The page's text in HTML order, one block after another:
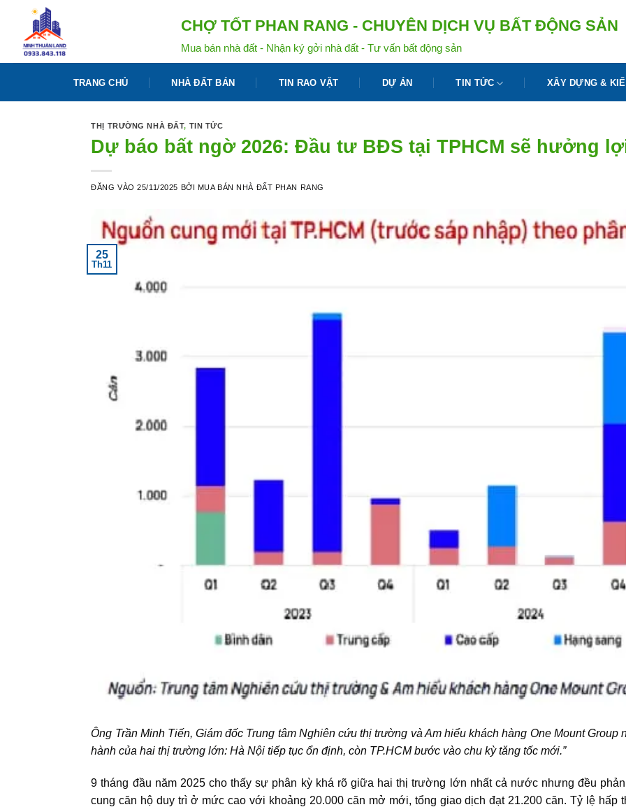
dung
CHỢ TỐT PHAN RANG - CHUYÊN DỊCH VỤ BẤT ĐỘNG SẢN
Mua bán nhà đất - Nhận ký gởi nhà đất - Tư vấn bất động sản
TRANG CHỦ NHÀ ĐẤT BÁN TIN RAO VẶT DỰ ÁN TIN TỨC XÂY DỰNG &
THỊ TRƯỜNG NHÀ ĐẤT, TIN TỨC
Dự báo bất ngờ 2026: Đầu tư BĐS tại TPHCM sẽ hưởng
ĐĂNG VÀO25/11/2025 BỞI MUA BÁN NHÀ ĐẤT PHAN RANG
25
Th11
Ông Trần Minh Tiến, Giám đốc Trung tâm Nghiên cứu thị trường và Am hiểu khách hàng One Mount Group
hành của hai thị trường lớn: Hà Nội tiếp tục ổn định, còn TP.HCM bước vào chu kỳ tăng tốc mới.”
9 tháng đầu năm 2025 cho thấy sự phân kỳ khá rõ giữa hai thị trường lớn nhất cả nước nhưng đều
cung căn hộ duy trì ở mức cao với khoảng 20.000 căn mở mới, tổng giao dịch đạt 21.200 căn. Tỷ lệ hấp